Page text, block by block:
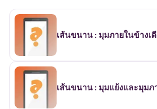
เส้นขนาน : มุมภายในข้างเ
เส้นขนาน : มุมแย้งและมุมภ